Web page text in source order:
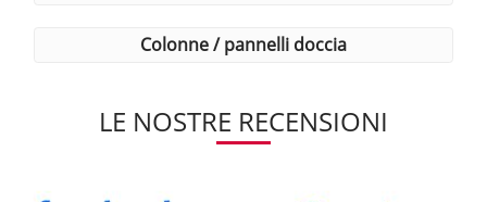
colonne / pannelli doccia
LE NOSTRE RECENSIONI